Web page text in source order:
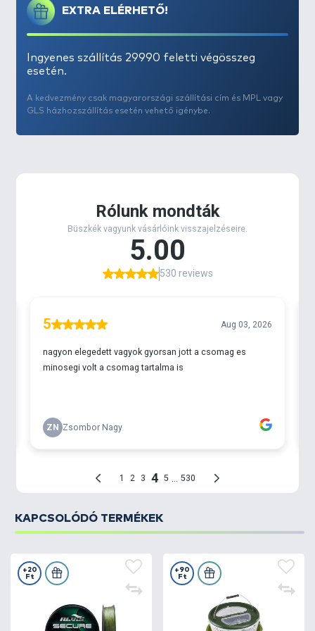
EXTRA ELÉRHETŐ!
Ingyenes szállítás 29990 feletti végösszeg
esetén.
A kedvezmény csak magyarországi szállítási cím és MPL vagy
GLS házhozszállítás esetén vehető igénybe.
KAPCSOLÓDÓ TERMÉKEK
+20
Ft
+90
Ft